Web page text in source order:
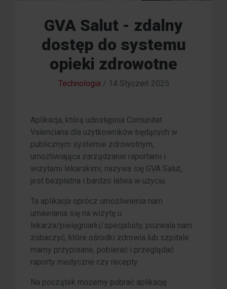
GVA Salut - zdalny
dostęp do systemu
opieki zdrowotne
Technologia / 14 Styczeń 2025
Aplikacja, którą udostępnia Comunitat
Valenciana dla użytkowników będących w
publicznym systemie zdrowotnym,
umożliwiająca zarządzanie raportami i
wizytami lekarskimi, nazywa się GVA Salut,
jest bezpłatna i bardzo łatwa w użyciu.
Ta aplikacja oprócz umożliwienia nam
umawiania się na wizytę u
lekarza/pielęgniarki/specjalisty, pozwala nam
zobaczyć, które ośrodki zdrowia lub szpitale
mamy przypisane, pobierać i przeglądać
raporty medyczne czy recepty.
Na początek możemy pobrać aplikację